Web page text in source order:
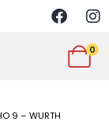
0
9 – WURTH